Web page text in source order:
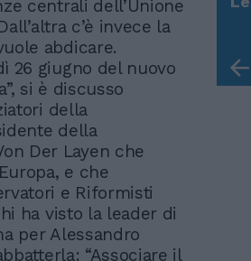
centrali dell’Unione
c’è invece la
abdicare.
26 giugno del nuovo
si è discusso
della
della
Der Layen che
e che
e Riformisti
ha visto la leader di
per Alessandro
“Associare il
Meloni e la strategia